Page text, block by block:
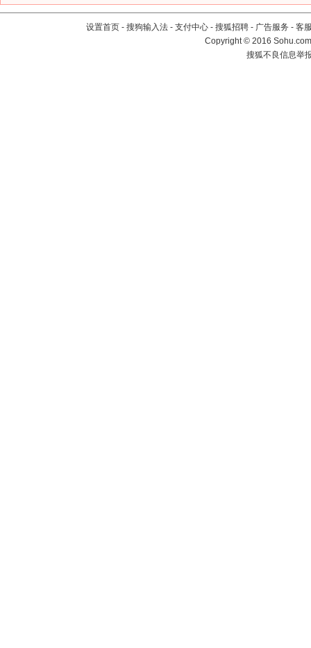
设置首页 - 搜狗输入法 - 支付中心 - 搜狐招聘 - 广告服务 - 客
Copyright©2016
搜狐不良信息举